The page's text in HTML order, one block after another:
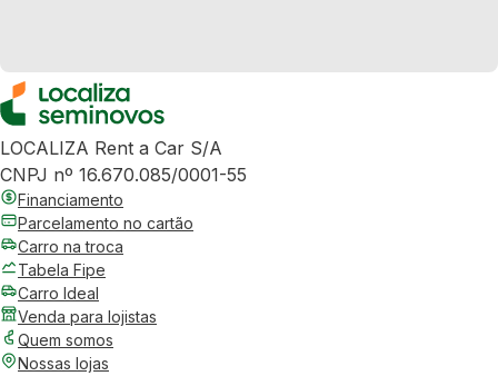
LOCALIZA Rent a Car S/A
CNPJ nº 16.670.085/0001-55
Financiamento
Parcelamento no cartão
Carro na troca
Tabela Fipe
Carro Ideal
Venda para lojistas
Quem somos
Nossas lojas